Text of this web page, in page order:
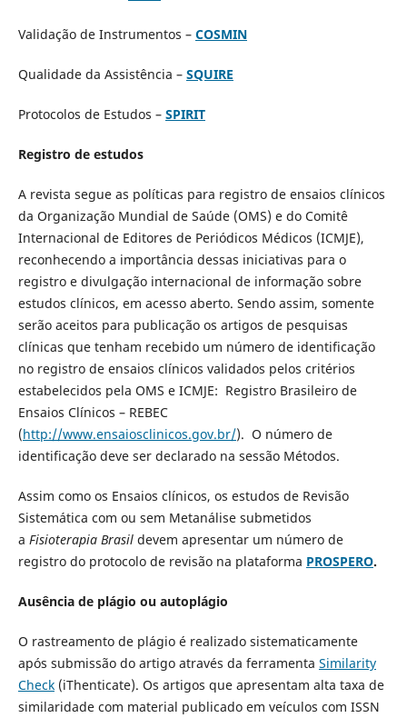
Validação de Instrumentos – COSMIN
Qualidade da Assistência – SQUIRE
Protocolos de Estudos – SPIRIT
Registro de estudos
A revista segue as políticas para registro de ensaios clínicos
da Organização Mundial de Saúde (OMS) e do Comitê
Internacional de Editores de Periódicos Médicos (ICMJE),
reconhecendo a importância dessas iniciativas para o
registro e divulgação internacional de informação sobre
estudos clínicos, em acesso aberto. Sendo assim, somente
serão aceitos para publicação os artigos de pesquisas
clínicas que tenham recebido um número de identificação
no registro de ensaios clínicos validados pelos critérios
estabelecidos pela OMS e ICMJE: Registro Brasileiro de
Ensaios Clínicos – REBEC
(http://www.ensaiosclinicos.gov.br/). O número de
identificação deve ser declarado na sessão Métodos.
Assim como os Ensaios clínicos, os estudos de Revisão
Sistemática com ou sem Metanálise submetidos
a Fisioterapia Brasildevem apresentar um número de
registro do protocolo de revisão na plataforma PROSPERO.
Ausência de plágio ou autoplágio
O rastreamento de plágio é realizado sistematicamente
após submissão do artigo através da ferramenta Similarity
Check(iThenticate). Os artigos que apresentam alta taxa de
similaridade com material publicado em veículos com ISSN